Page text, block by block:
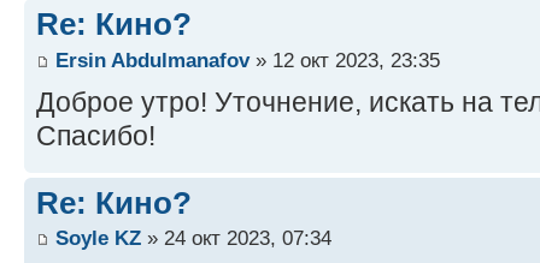
Re: Кино?
Ersin Abdulmanafov» 12 окт 2023, 23:35
Доброе утро! Уточнение, искать на
Спасибо!
Re: Кино?
Soyle KZ » 24 окт 2023, 07:34